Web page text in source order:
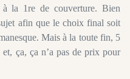
à la 1re de couverture. Bien
afin que le choix final soit
Mais à la toute fin, 5
ça, ça n’a pas de prix pour